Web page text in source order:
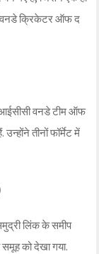
वनडे क्रिकेटर ऑफ द
वनडे टीम ऑफ
तीनों फॉर्मेट में
समुद्री लिंक के समीप
को देखा गया.